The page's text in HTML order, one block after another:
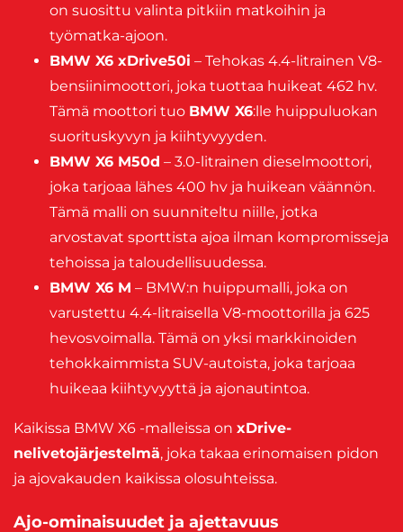
on suosittu valinta pitkiin matkoihin ja
työmatka-ajoon.
BMW X6 xDrive50i – Tehokas 4.4-litrainen V8-
bensiinimoottori, joka tuottaa huikeat 462 hv.
Tämä moottori tuo BMW X6:lle huippuluokan
suorituskyvyn ja kiihtyvyyden.
BMW X6 M50d – 3.0-litrainen dieselmoottori,
joka tarjoaa lähes 400 hv ja huikean väännön.
Tämä malli on suunniteltu niille, jotka
arvostavat sporttista ajoa ilman kompromisseja
tehoissa ja taloudellisuudessa.
BMW X6 M – BMW:n huippumalli, joka on
varustettu 4.4-litraisella V8-moottorilla ja 625
hevosvoimalla. Tämä on yksi markkinoiden
tehokkaimmista SUV-autoista, joka tarjoaa
huikeaa kiihtyvyyttä ja ajonautintoa.
Kaikissa BMW X6 -malleissa on xDrive-
nelivetojärjestelmä, joka takaa erinomaisen pidon
ja ajovakauden kaikissa olosuhteissa.
Ajo-ominaisuudet ja ajettavuus